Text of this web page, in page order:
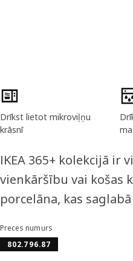
Preces īpašības
Drīkst lietot mikroviļņu
krāsnī
IKEA 365+ kolekcijā ir
vienkāršību vai košas
porcelāna, kas
Preces numurs
802.796.87